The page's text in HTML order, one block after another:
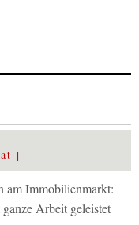
am Immobilienmarkt:
Arbeit geleistet